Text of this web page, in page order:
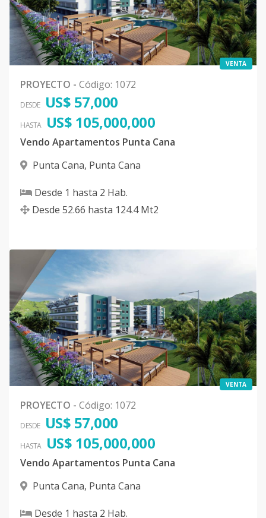
VENTA
PROYECTO - Código: 1072
DESDE US$ 57,000
HASTA US$ 105,000,000
Vendo Apartamentos Punta Cana
Punta Cana, Punta Cana
Desde 1 hasta 2 Hab.
Desde 52.66 hasta 124.4 Mt2
VENTA
PROYECTO - Código: 1072
DESDE US$ 57,000
HASTA US$ 105,000,000
Vendo Apartamentos Punta Cana
Punta Cana, Punta Cana
Desde 1 hasta 2 Hab.